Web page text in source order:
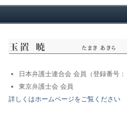
日本弁護士連合会 会員（登録番号
東京弁護士会 会員
詳しくはホームページをご覧ください